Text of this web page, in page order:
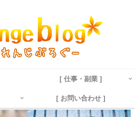
[ 仕事・副業 ]
[ お問い合わせ ]